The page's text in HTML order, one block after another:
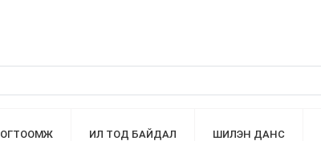
ИЛ ТОД БАЙДАЛ ШИЛЭН ДАНС